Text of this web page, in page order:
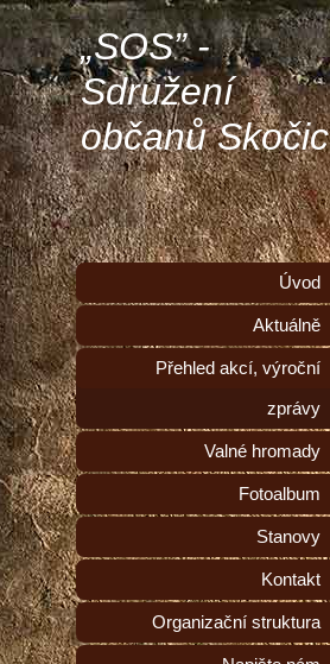
„SOS” -
Sdružení
občanů Skočic
Úvod
Aktuálně
Přehled akcí, výroční
zprávy
Valné hromady
Fotoalbum
Stanovy
Kontakt
Organizační struktura